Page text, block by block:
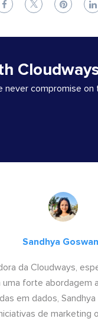
never compromise on
Sandhya
da Cloudways,
forte abordagem
em dados,
de marketing